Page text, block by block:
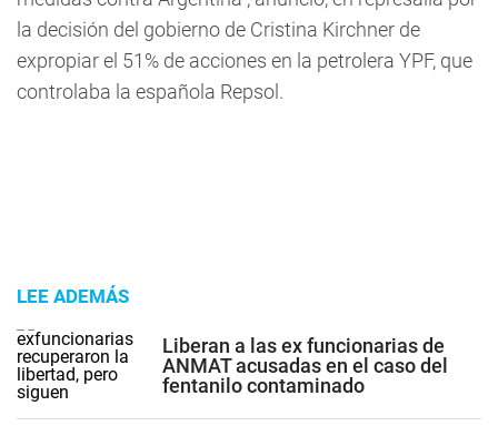
la decisión del gobierno de Cristina Kirchner de
expropiar el 51% de acciones en la petrolera YPF, que
controlaba la española Repsol.
LEE ADEMÁS
Liberan a las ex funcionarias de
ANMAT acusadas en el caso del
fentanilo contaminado